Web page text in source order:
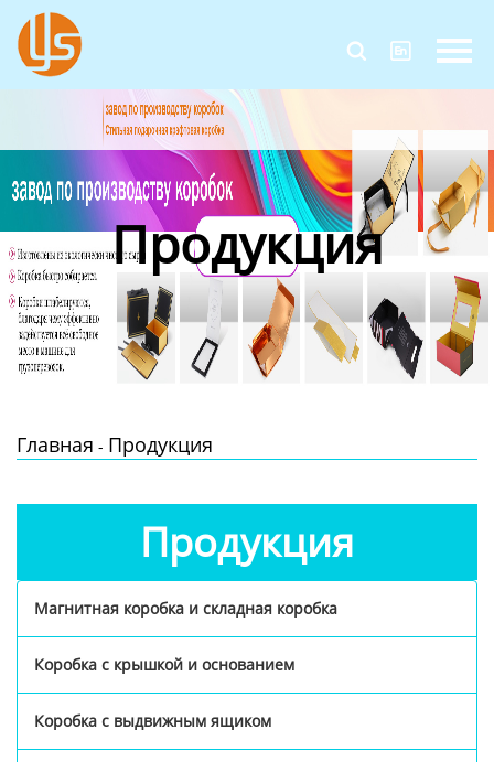
 
Главная
Продукция
О Нас
Контакты Продукция
Главная - Продукция
Продукция
Магнитная коробка и складная коробка
Коробка с крышкой и основанием
Коробка с выдвижным ящиком